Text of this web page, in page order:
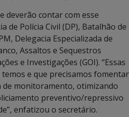
deverão contar com esse
de Polícia Civil (DP), Batalhão de
Delegacia Especializada de
Assaltos e Sequestros
e Investigações (GOI). “Essas
e que precisamos fomentar
monitoramento, otimizando
preventivo/repressivo
enfatizou o secretário.